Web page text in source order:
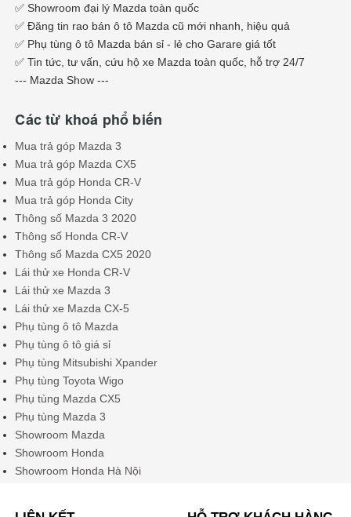
✅ Showroom đại lý Mazda toàn quốc
✅ Đăng tin rao bán ô tô Mazda cũ mới nhanh, hiệu quả
✅ Phụ tùng ô tô Mazda bán sỉ - lẻ cho Garare giá tốt
✅ Tin tức, tư vấn, cứu hộ xe Mazda toàn quốc, hỗ trợ 24/7
--- Mazda Show ---
Các từ khoá phổ biến
Mua trả góp Mazda 3
Mua trả góp Mazda CX5
Mua trả góp Honda CR-V
Mua trả góp Honda City
Thông số Mazda 3 2020
Thông số Honda CR-V
Thông số Mazda CX5 2020
Lái thử xe Honda CR-V
Lái thử xe Mazda 3
Lái thử xe Mazda CX-5
Phụ tùng ô tô Mazda
Phụ tùng ô tô giá sỉ
Phụ tùng Mitsubishi Xpander
Phụ tùng Toyota Wigo
Phụ tùng Mazda CX5
Phụ tùng Mazda 3
Showroom Mazda
Showroom Honda
Showroom Honda Hà Nội